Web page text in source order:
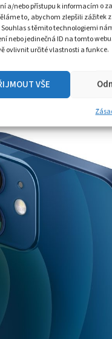
a/nebo přístupu k informacím o
to, abychom zlepšili zážitek
s těmito technologiemi
nebo jedinečná ID na tomto
ovlivnit určité vlastnosti a funkce.
VŠE
Super
zadní sklo zvané